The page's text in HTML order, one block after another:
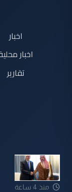
اخبار
اخبار
تقارير
منذ 4 ساعة